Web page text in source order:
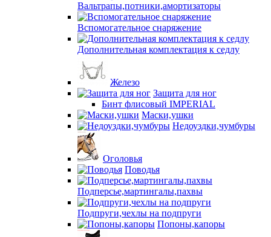
Вальтрапы,потники,амортизаторы
Вспомогательное снаряжение
Дополнительная комплектация к седлу
Железо
Защита для ног
Бинт флисовый IMPERIAL
Маски,ушки
Недоуздки,чумбуры
Оголовья
Поводья
Подперсье,мартингалы,пахвы
Подпруги,чехлы на подпруги
Попоны,капоры